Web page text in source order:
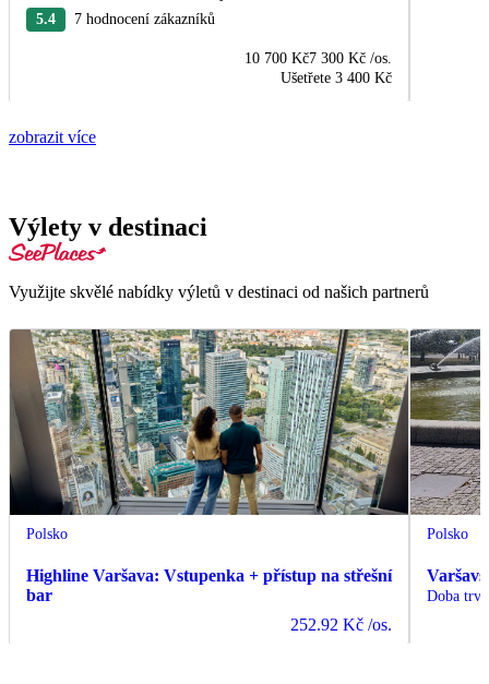
5.4 7 hodnocení zákazníků
10 700 Kč7 300 Kč /os.
Ušetřete 3 400 Kč
zobrazit více
Výlety v destinaci
Využijte skvělé nabídky výletů v destinaci od našich partnerů
Polsko
Highline Varšava: Vstupenka + přístup na střešní
bar
252.92 Kč /os.
Polsko
Doba